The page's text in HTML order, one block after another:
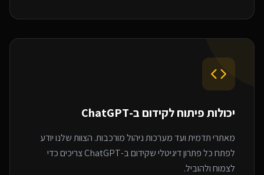
יכולות פיתוח לקידום ב-ChatGPT
מאתרי תדמית ועד מערכות ניהול מורכבות. הצוות שלנו יודע
לפתח כל פתרון דיגיטלי שקידום ב-ChatGPT צריכים כדי
לצמוח ולהוביל.